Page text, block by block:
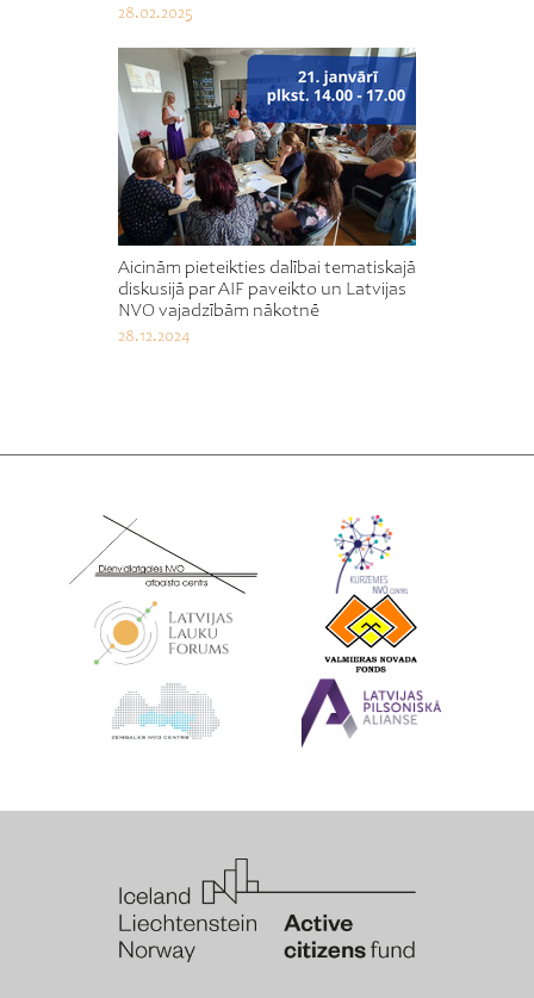
28.02.2025
Aicinām pieteikties dalībai tematiskajā
diskusijā par AIF paveikto un Latvijas
NVO vajadzībām nākotnē
28.12.2024